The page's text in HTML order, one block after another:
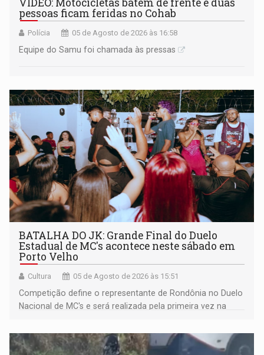
pessoas ficam feridas no Cohab
Polícia 05 de Agosto de 2026 às 16:58
Equipe do Samu foi chamada às pressas
BATALHA DO JK: Grande Final do Duelo
Estadual de MC's acontece neste sábado em
Porto Velho
Cultura 05 de Agosto de 2026 às 15:51
Competição define o representante de Rondônia no Duelo
Nacional de MC's e será realizada pela primeira vez na